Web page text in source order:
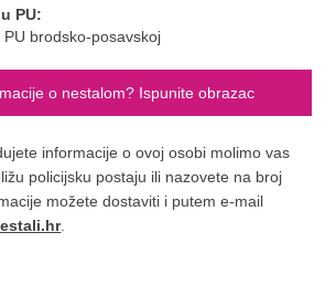
PU:
brodsko-posavskoj
o nestalom? Ispunite obrazac
informacije o ovoj osobi molimo vas
policijsku postaju ili nazovete na broj
možete dostaviti i putem e-mail
.